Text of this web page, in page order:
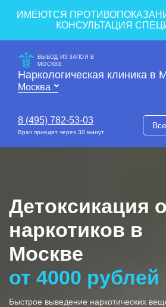
ИМЕЮТСЯ
КОНСУЛЬТАЦИЯ
ВЫВОД ИЗ ЗАПОЯ В
МОСКВЕ
Наркологическая клиника в
8 (495) 782-53-03
Врач приедет через 30 минут
Детоксикация
наркотиков в
Москве
от 4000 рублей
Быстрое выведение наркотических